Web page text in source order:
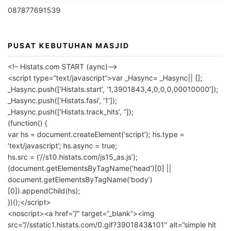
087877691539
PUSAT KEBUTUHAN MASJID
<!– Histats.com START (aync)–>
<script type=”text/javascript”>var _Hasync= _Hasync|| [];
_Hasync.push([‘Histats.start’, ‘1,3901843,4,0,0,0,00010000’]);
_Hasync.push([‘Histats.fasi’, ‘1’]);
_Hasync.push([‘Histats.track_hits’, ”]);
(function() {
var hs = document.createElement(‘script’); hs.type =
‘text/javascript’; hs.async = true;
hs.src = (‘//s10.histats.com/js15_as.js’);
(document.getElementsByTagName(‘head’)[0] ||
document.getElementsByTagName(‘body’)
[0]).appendChild(hs);
})();</script>
<noscript><a href=”/” target=”_blank”><img
src=”//sstatic1.histats.com/0.gif?3901843&101″ alt=”simple hit